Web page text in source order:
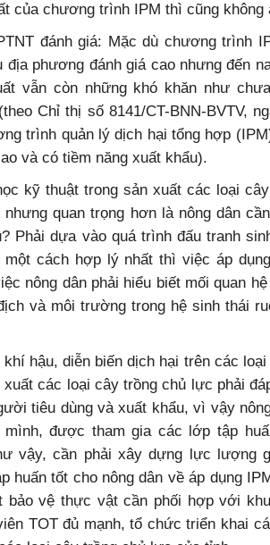
của chương trình IPM thì cũng không
đánh giá: Mặc dù chương trình
phương đánh giá cao nhưng đến
vẫn còn những khó khăn như
Chỉ thị số 8141/CT-BNN-BVTV,
trình quản lý dịch hại tổng hợp
và có tiềm năng xuất khẩu).
kỹ thuật trong sản xuất các loại
quan trọng hơn là nông dân
Phải dựa vào quá trình đấu tranh
cách hợp lý nhất thì việc áp
nông dân phải hiểu biết mối quan
và môi trường trong hệ sinh thái
hậu, diễn biến dịch hại trên các
các loại cây trồng chủ lực phải
tiêu dùng và xuất khẩu, vì vậy
được tham gia các lớp tập
vậy, cần phải xây dựng lực lượng
huấn tốt cho nông dân về áp dụng
bảo vệ thực vật cần phối hợp với
TOT đủ mạnh, tổ chức triển khai